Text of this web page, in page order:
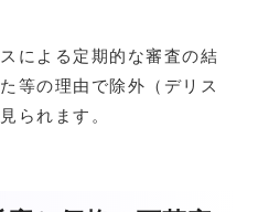
による定期的な審査の結
等の理由で除外（デリス
られます。